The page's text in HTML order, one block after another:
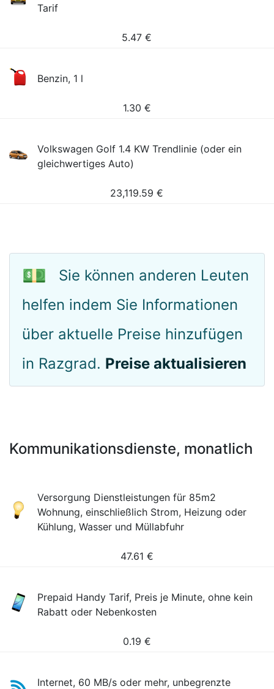
Tarif
5.47 €
Benzin, 1 l
1.30 €
Volkswagen Golf 1.4 KW Trendlinie (oder ein
gleichwertiges Auto)
23,119.59 €
💵
Sie können anderen Leuten
helfen indem Sie Informationen
über aktuelle Preise hinzufügen
in Razgrad. Preise aktualisieren
Kommunikationsdienste, monatlich
Versorgung Dienstleistungen für 85m2
Wohnung, einschließlich Strom, Heizung oder
Kühlung, Wasser und Müllabfuhr
47.61 €
Prepaid Handy Tarif, Preis je Minute, ohne kein
Rabatt oder Nebenkosten
0.19 €
Internet, 60 MB/s oder mehr, unbegrenzte